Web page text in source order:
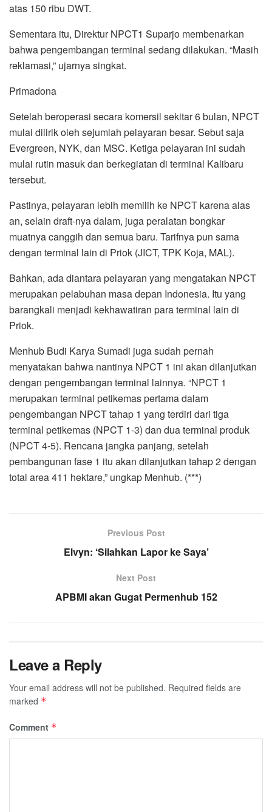
atas 150 ribu DWT.
Sementara itu, Direktur NPCT1 Suparjo membenarkan
bahwa pengembangan terminal sedang dilakukan. “Masih
reklamasi,” ujarnya singkat.
Primadona
Setelah beroperasi secara komersil sekitar 6 bulan, NPCT
mulai dilirik oleh sejumlah pelayaran besar. Sebut saja
Evergreen, NYK, dan MSC. Ketiga pelayaran ini sudah
mulai rutin masuk dan berkegiatan di terminal Kalibaru
tersebut.
Pastinya, pelayaran lebih memilih ke NPCT karena alas
an, selain draft-nya dalam, juga peralatan bongkar
muatnya canggih dan semua baru. Tarifnya pun sama
dengan terminal lain di Priok (JICT, TPK Koja, MAL).
Bahkan, ada diantara pelayaran yang mengatakan NPCT
merupakan pelabuhan masa depan Indonesia. Itu yang
barangkali menjadi kekhawatiran para terminal lain di
Priok.
Menhub Budi Karya Sumadi juga sudah pernah
menyatakan bahwa nantinya NPCT 1 ini akan dilanjutkan
dengan pengembangan terminal lainnya. “NPCT 1
merupakan terminal petikemas pertama dalam
pengembangan NPCT tahap 1 yang terdiri dari tiga
terminal petikemas (NPCT 1-3) dan dua terminal produk
(NPCT 4-5). Rencana jangka panjang, setelah
pembangunan fase 1 itu akan dilanjutkan tahap 2 dengan
total area 411 hektare,” ungkap Menhub. (***)
Previous Post
Elvyn: ‘Silahkan Lapor ke Saya’
Next Post
APBMI akan Gugat Permenhub 152
Leave a Reply
Your email address will not be published. Required fields are
marked *
Comment *